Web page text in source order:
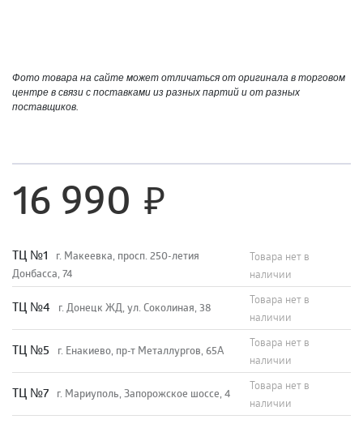
Фото товара на сайте может отличаться от оригинала в торговом
центре в связи с поставками из разных партий и от разных
поставщиков.
16 990
TЦ №1
г. Макеевка, просп. 250-летия
Донбасса, 74
Товара нет в
наличии
TЦ №4 г. Донецк ЖД, ул. Соколиная, 38
Товара нет в
наличии
TЦ №5 г. Енакиево, пр-т Металлургов, 65А
Товара нет в
наличии
ТЦ №7 г. Мариуполь, Запорожское шоссе, 4
Товара нет в
наличии